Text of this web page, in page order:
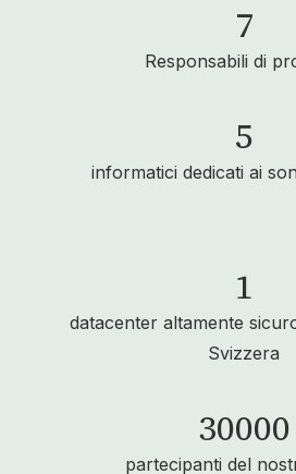
7
Responsabili di
5
informatici dedicati ai
1
datacenter altamente
Svizzera
30000
partecipanti del